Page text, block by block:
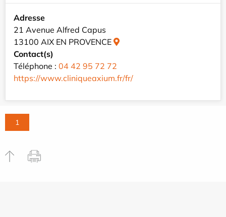
Adresse
21 Avenue Alfred Capus
13100 AIX EN PROVENCE
Contact(s)
Téléphone : 04 42 95 72 72
https://www.cliniqueaxium.fr/fr/
1